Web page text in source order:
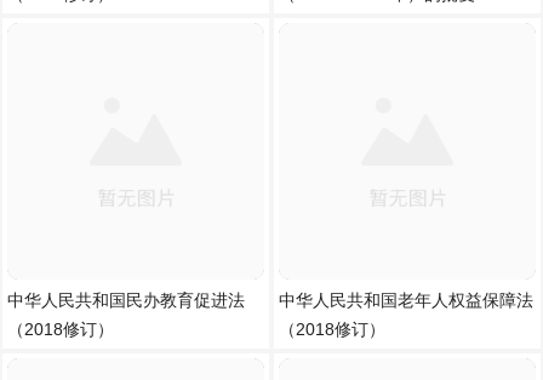
中华人民共和国民办教育促进法
（2018修订）
中华人民共和国老年人权益保障法
（2018修订）